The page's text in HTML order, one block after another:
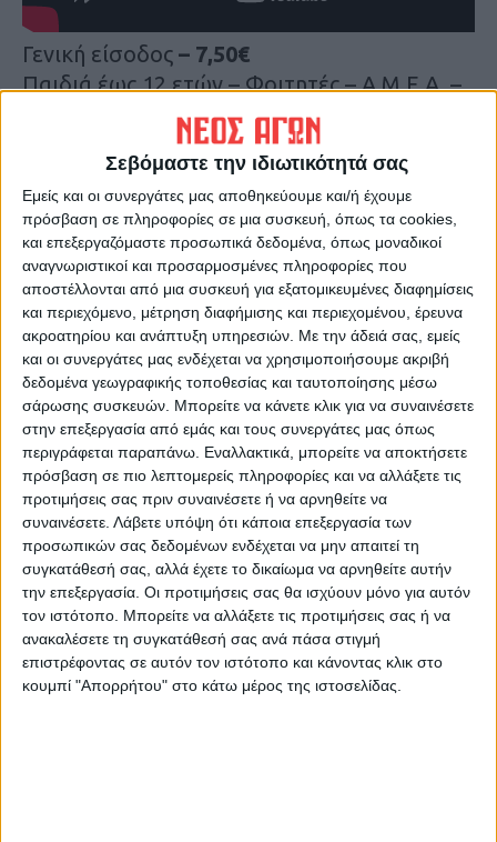
Σεβόμαστε την ιδιωτικότητά σας
Εμείς και οι συνεργάτες μας αποθηκεύουμε και/ή έχουμε
πρόσβαση σε πληροφορίες σε μια συσκευή, όπως τα cookies,
και επεξεργαζόμαστε προσωπικά δεδομένα, όπως μοναδικοί
αναγνωριστικοί και προσαρμοσμένες πληροφορίες που
αποστέλλονται από μια συσκευή για εξατομικευμένες διαφημίσεις
και περιεχόμενο, μέτρηση διαφήμισης και περιεχομένου, έρευνα
ακροατηρίου και ανάπτυξη υπηρεσιών. Με την άδειά σας, εμείς
και οι συνεργάτες μας ενδέχεται να χρησιμοποιήσουμε ακριβή
δεδομένα γεωγραφικής τοποθεσίας και ταυτοποίησης μέσω
σάρωσης συσκευών. Μπορείτε να κάνετε κλικ για να συναινέσετε
στην επεξεργασία από εμάς και τους συνεργάτες μας όπως
περιγράφεται παραπάνω. Εναλλακτικά, μπορείτε να αποκτήσετε
πρόσβαση σε πιο λεπτομερείς πληροφορίες και να αλλάξετε τις
προτιμήσεις σας πριν συναινέσετε ή να αρνηθείτε να
συναινέσετε. Λάβετε υπόψη ότι κάποια επεξεργασία των
προσωπικών σας δεδομένων ενδέχεται να μην απαιτεί τη
συγκατάθεσή σας, αλλά έχετε το δικαίωμα να αρνηθείτε αυτήν
την επεξεργασία. Οι προτιμήσεις σας θα ισχύουν μόνο για αυτόν
τον ιστότοπο. Μπορείτε να αλλάξετε τις προτιμήσεις σας ή να
ανακαλέσετε τη συγκατάθεσή σας ανά πάσα στιγμή
επιστρέφοντας σε αυτόν τον ιστότοπο και κάνοντας κλικ στο
κουμπί "Απορρήτου" στο κάτω μέρος της ιστοσελίδας.
Γενική είσοδος – 7,50€
Παιδιά έως 12 ετών – Φοιτητές – Α.Μ.Ε.Α. –
Άνεργοι – Πολύτεκνοι – Τρίτεκνοι
(ONLINE ΑΓΟΡΑ
ΕΙΣΙΤΗΡΙΟΥ:cinemakarditsa.gr)
ΠΡΟΣΦΟΡΑ: Κάθε Πέμπτη Γενική είσοδος
5€ για όλες τις ταινίες
Τελευταίες Ειδήσεις Σήμερα
Ακολούθησε την εφημερίδα ΝΕΟΣ
ΑΓΩΝ στο Google News!
Όλες οι εξελίξεις στην περιοχή της
Καρδίτσας και ευρύτερα της Θεσσαλίας
ΠΡΟΗΓΟΥΜΕΝΟ ΑΡΘΡΟ
Tα σκλαβοπάζαρα της FIFA
και το μουντιάλ που «μυρίζει»
θάνατο...
ΕΠΟΜΕΝΟ ΑΡΘΡΟ
ΑΣΑ... σουπερλιγκάτη!